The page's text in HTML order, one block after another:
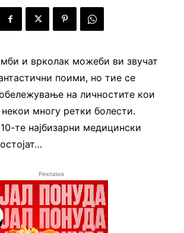
и врколак можеби ви звучат
поими, но тие се
на личностите кои
многу ретки болести.
те најбизарни медицински
Реклама